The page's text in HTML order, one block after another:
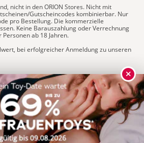
nicht in den ORION Stores. Nicht mit
Gutscheincodes kombinierbar. Nur
pro Bestellung. Die kommerzielle
Keine Barauszahlung oder Verrechnung
ab 18 Jahren.
bei erfolgreicher Anmeldung zu unseren